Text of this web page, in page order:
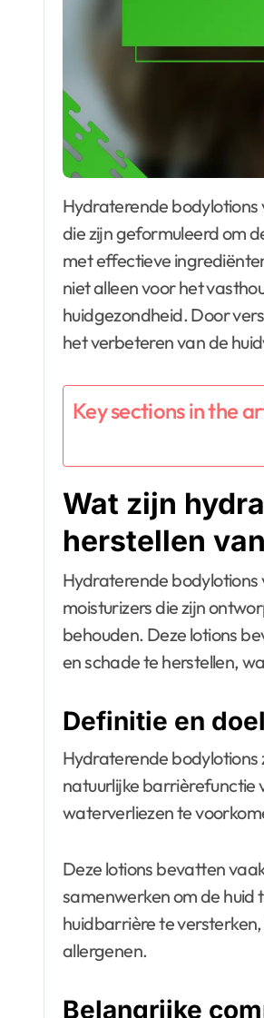
Hydraterende bodylotions voor het herstellen van de huidbarrière zijn essentiële moisturizers
die zijn geformuleerd om
met effectieve
niet alleen voor het
huidgezondheid. Door
het verbeteren van de
Key sections in the
Wat zijn
herstellen
Hydraterende bodylotions
moisturizers die zijn
behouden. Deze lotions
en schade te herstellen,
Definitie en
Hydraterende bodylotions
natuurlijke barrièrefunctie
waterverliezen te
Deze lotions bevatten
samenwerken om de huid
huidbarrière te
allergenen.
Belangrijke